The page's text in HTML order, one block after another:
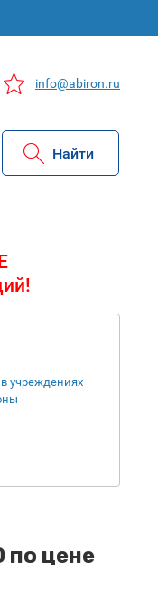
info@abiron.ru
в учреждениях
по цене